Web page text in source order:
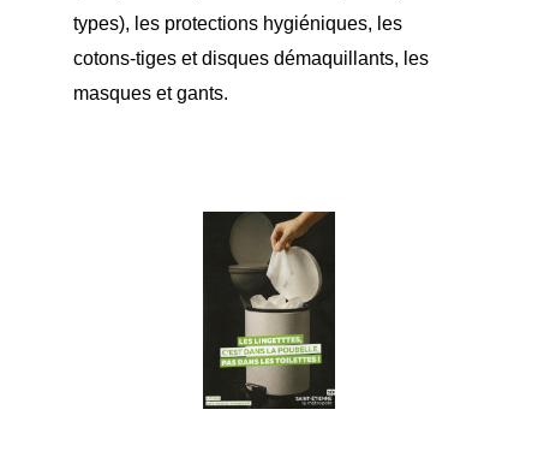
types), les protections hygiéniques, les
cotons-tiges et disques démaquillants, les
masques et gants.